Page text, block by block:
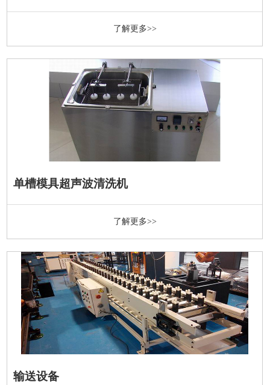
了解更多>>
单槽模具超声波清洗机
了解更多>>
输送设备